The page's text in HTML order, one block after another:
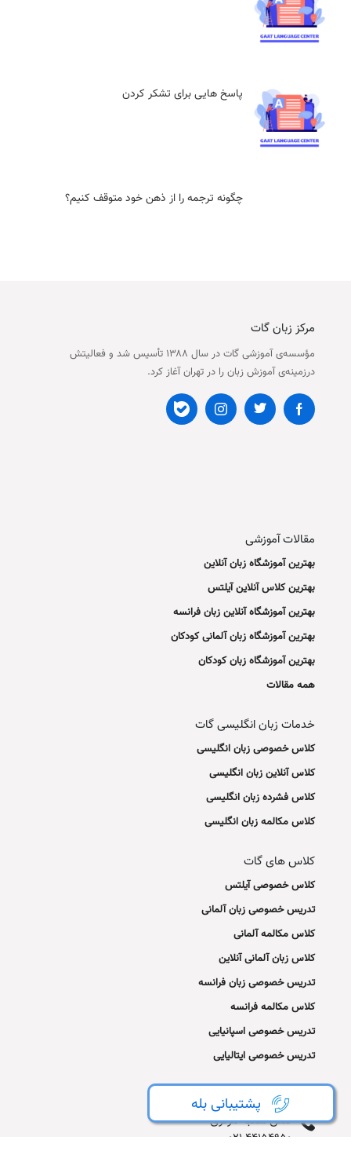
پاسخ هایی برای تشکر کردن
چگونه ترجمه را از ذهن خود متوقف کنیم؟
مرکز زبان گات
مؤسسه‌ی آموزشی گات در سال ۱۳۸۸ تأسیس شد و فعالیتش
درزمینه‌ی آموزش زبان را در تهران آغاز کرد.
مقالات آموزشی
بهترین آموزشگاه زبان آنلاین
بهترین کلاس آنلاین آیلتس
بهترین آموزشگاه آنلاین زبان فرانسه
بهترین آموزشگاه زبان آلمانی کودکان
بهترین آموزشگاه زبان کودکان
همه مقالات
خدمات زبان انگلیسی گات
کلاس خصوصی زبان انگلیسی
کلاس آنلاین زبان انگلیسی
کلاس فشرده زبان انگلیسی
کلاس مکالمه زبان انگلیسی
کلاس های گات
کلاس خصوصی آیلتس
تدریس خصوصی زبان آلمانی
کلاس مکالمه آلمانی
کلاس زبان آلمانی آنلاین
تدریس خصوصی زبان فرانسه
کلاس مکالمه فرانسه
تدریس خصوصی اسپانیایی
تدریس خصوصی ایتالیایی
تماس با ما
تلفن شعبه مرکزی
021-44154950
پشتیبانی بله